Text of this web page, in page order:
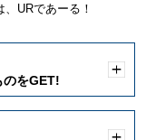
URであーる！
のをGET!
く